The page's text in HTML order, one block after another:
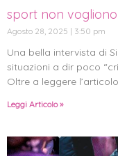
sport non
Agosto 28, 2025 3:50 pm
Una bella intervista di
situazioni a dir poco
Oltre a leggere
Leggi Articolo »